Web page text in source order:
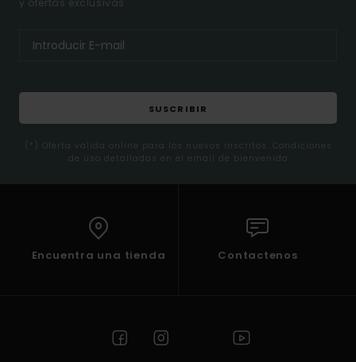
y ofertas exclusivas.
SUSCRIBIR
(*) Oferta valida online para los nuevos inscritos. Condiciones
de uso detalladas en el email de bienvenida
Encuentra una tienda Contactenos